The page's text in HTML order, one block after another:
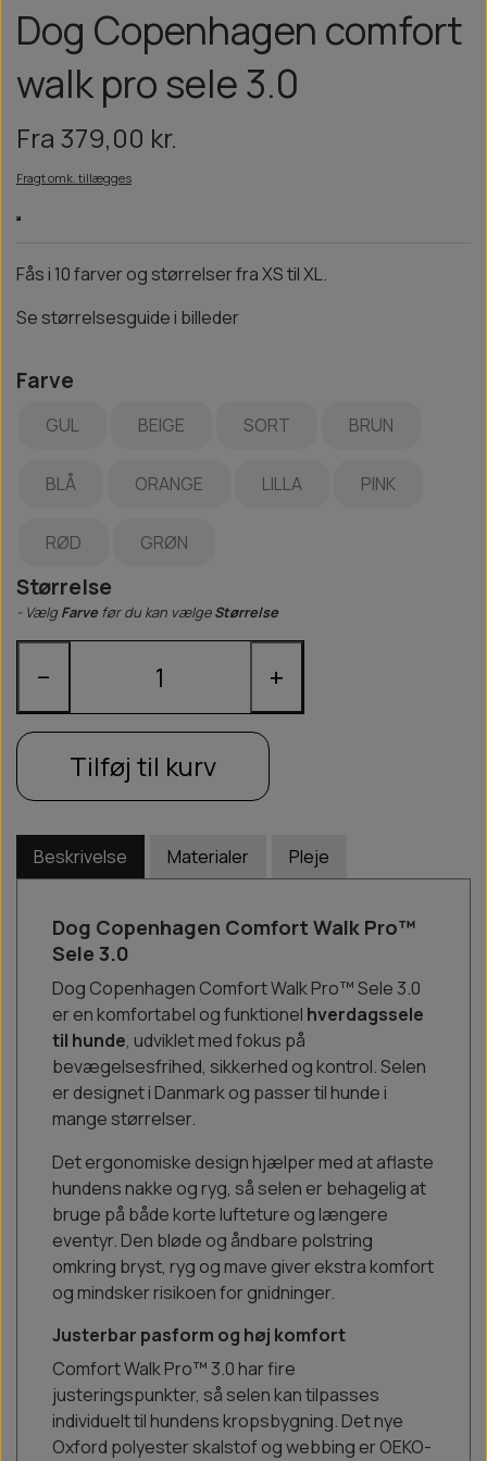
Dog Copenhagen comfort
walk pro sele 3.0
Fra 379,00 kr.
Fragt omk. tillægges
Fås i 10 farver og størrelser fra XS til XL.
Se størrelsesguide i billeder
Farve
GUL BEIGE SORT BRUN
BLÅ ORANGE LILLA PINK
RØD GRØN
Størrelse
- VælgFarve før du kan vælgeStørrelse
− +
Tilføj til kurv
Beskrivelse Materialer Pleje
Dog Copenhagen Comfort Walk Pro™
Sele 3.0
Dog Copenhagen Comfort Walk Pro™ Sele 3.0
er en komfortabel og funktionel hverdagssele
til hunde, udviklet med fokus på
bevægelsesfrihed, sikkerhed og kontrol. Selen
er designet i Danmark og passer til hunde i
mange størrelser.
Det ergonomiske design hjælper med at aflaste
hundens nakke og ryg, så selen er behagelig at
bruge på både korte lufteture og længere
eventyr. Den bløde og åndbare polstring
omkring bryst, ryg og mave giver ekstra komfort
og mindsker risikoen for gnidninger.
Justerbar pasform og høj komfort
Comfort Walk Pro™ 3.0 har fire
justeringspunkter, så selen kan tilpasses
individuelt til hundens kropsbygning. Det nye
Oxford polyester skalstof og webbing er OEKO-